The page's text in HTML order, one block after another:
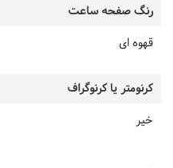
رنگ صفحه ساعت
قهوه ای
کرنومتر یا کرنوگراف
خیر